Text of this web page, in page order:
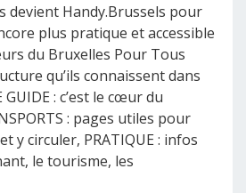
devient Handy.Brussels pour
plus pratique et accessible
du Bruxelles Pour Tous
qu’ils connaissent dans
: c’est le cœur du
: pages utiles pour
y circuler, PRATIQUE : infos
le tourisme, les